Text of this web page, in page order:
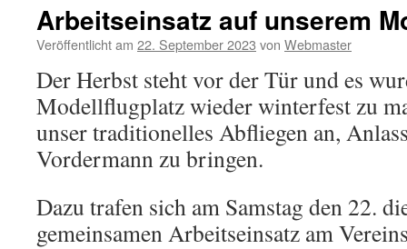
Arbeitseinsatz auf unserem
Veröffentlicht am 22. September 2023 von Webmaster
Der Herbst steht vor der Tür und es
Modellflugplatz wieder winterfest zu
unser traditionelles Abfliegen an,
Vordermann zu bringen.
Dazu trafen sich am Samstag den 22.
gemeinsamen Arbeitseinsatz am